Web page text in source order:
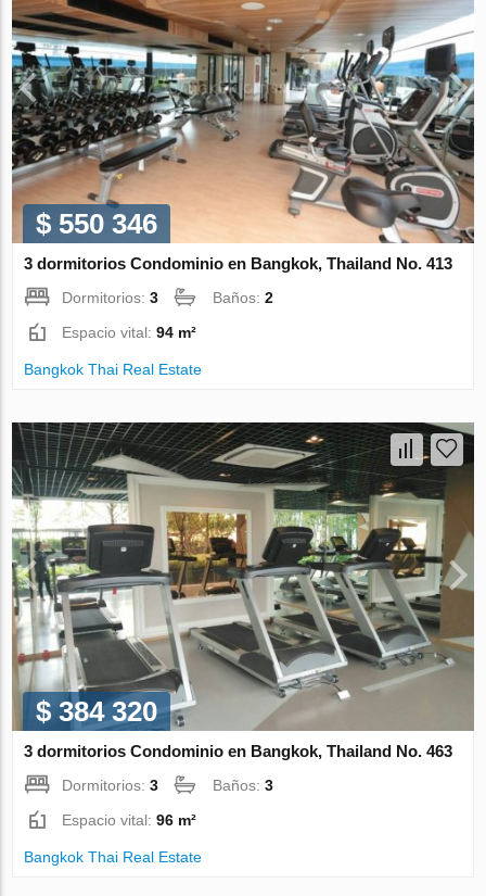
$ 550 346
3 dormitorios Condominio en Bangkok, Thailand No. 413
Dormitorios:3 Baños:2
Espacio vital:94 m²
Bangkok Thai Real Estate
$ 384 320
3 dormitorios Condominio en Bangkok, Thailand No. 463
Dormitorios:3 Baños:3
Espacio vital:96 m²
Bangkok Thai Real Estate